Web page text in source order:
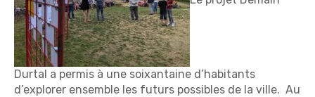
Durtal a permis à une soixantaine d’habitants
d’explorer ensemble les futurs possibles de la ville. Au